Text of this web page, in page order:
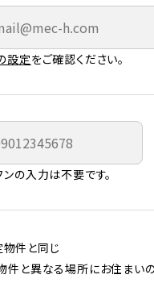
設定をご確認ください。
の入力は不要です。
件と同じ
と異なる場所にお住まいの